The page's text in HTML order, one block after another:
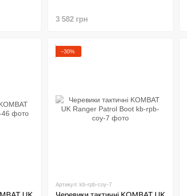
3 582 грн
−30%
Артикул: kb-rpb-coy-7